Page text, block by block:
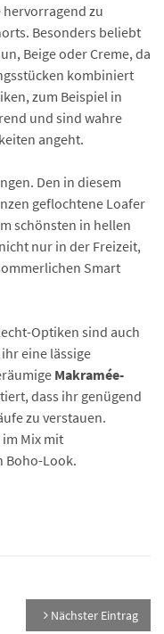
zu
Besonders beliebt
Beige oder Creme, da
kombiniert
zum Beispiel in
und sind wahre
angeht.
Den in diesem
geflochtene Loafer
schönsten in hellen
nur in der Freizeit,
Smart
Optiken sind auch
eine lässige
Makramée-
dass ihr genügend
zu verstauen.
Mix mit
Boho-Look.
Nächster Eintrag